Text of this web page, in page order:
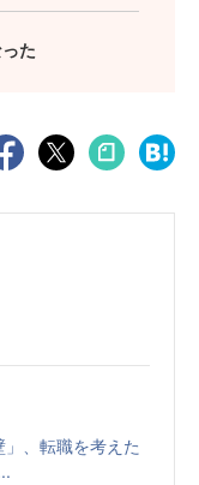
た
、転職を考えた